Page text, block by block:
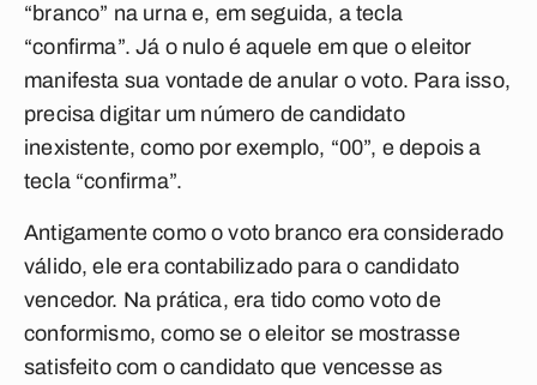
“branco” na urna e, em seguida, a tecla
“confirma”. Já o nulo é aquele em que o eleitor
manifesta sua vontade de anular o voto. Para isso,
precisa digitar um número de candidato
inexistente, como por exemplo, “00”, e depois a
tecla “confirma”.
Antigamente como o voto branco era considerado
válido, ele era contabilizado para o candidato
vencedor. Na prática, era tido como voto de
conformismo, como se o eleitor se mostrasse
satisfeito com o candidato que vencesse as